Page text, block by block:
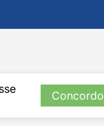
Concordo